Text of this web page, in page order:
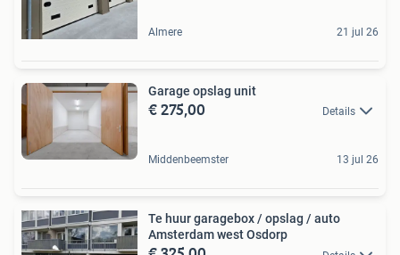
Almere 21 jul 26
Garage opslag unit
€ 275,00 Details
Middenbeemster 13 jul 26
Te huur garagebox / opslag / auto
Amsterdam west Osdorp